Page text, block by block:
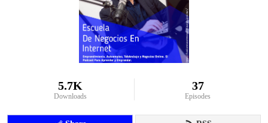
5.7K
Downloads
37
Episodes